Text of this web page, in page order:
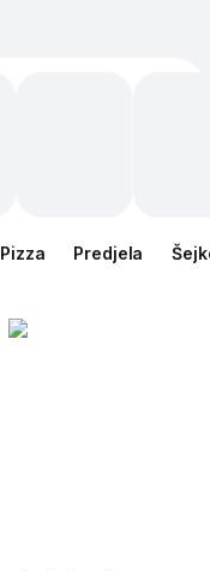
Pizza Predjela